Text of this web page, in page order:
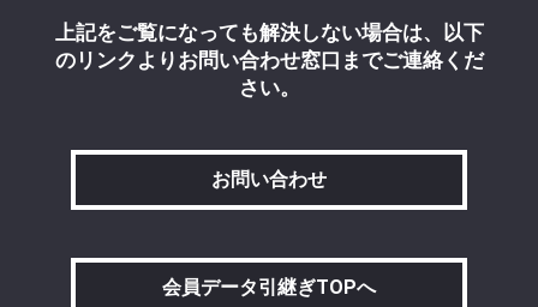
上記をご覧になっても解決しない場合は、以下
のリンクよりお問い合わせ窓口までご連絡くだ
さい。
お問い合わせ
会員データ引継ぎTOPへ